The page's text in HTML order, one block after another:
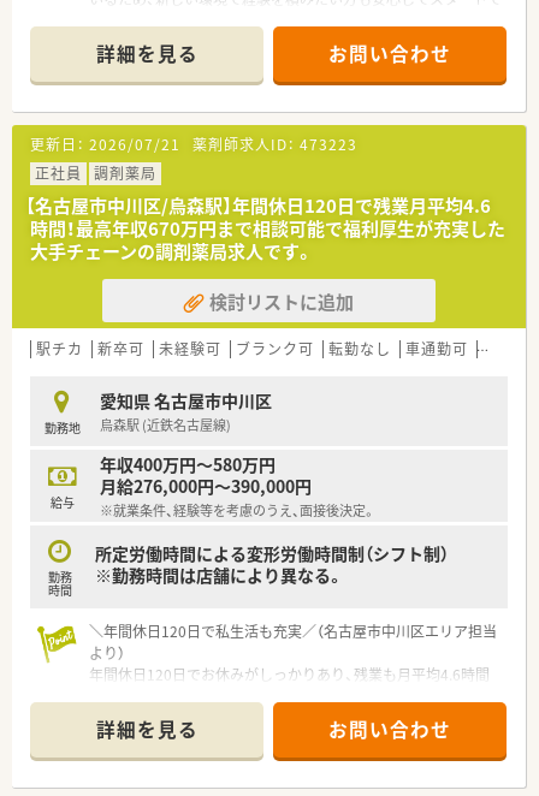
【店舗情報と応需状況について】
■近鉄八田駅から徒歩5分という好立地にあり、毎日の通勤にか
かる負担を大幅に軽減できる職場環境です。
■今後需要が見込まれる在宅業務を中心に行っており、処方箋は
1日平均20～30枚程度応需しています。
■在宅業務を専門とする薬剤師も在籍しているため、専門的な知
識やスキルを間近で学ぶことができる環境です。
【職場環境と雰囲気】
■役職者も流動的に勤務しているため、困ったことがあればすぐ
に相談しやすくコミュニケーションが活発な職場です。
■部署や役職に関係なく仲が良い風土があり、社員同士が交流を
深めるための様々なイベントが定期的に開催されます。
■薬剤師6名と事務員5名が在籍しており、十分な人員体制で協
【こんな方が活躍中】
■自ら手を挙げて新しい仕事にチャレンジする意欲的な若手社
員が、年齢を問わず重要なポジションで活躍しています。
■チーム全体のことを考え、他のスタッフと協力しながら業務を
円滑に進めることができる協調性のある方が活躍中です。
■在宅医療の分野で専門的なスキルを磨き、患者様やご家族のサ
す。
詳細を見る お問い合わせ
更新日： 2026/07/21 薬剤師求人ID： 473223
正社員
調剤薬局
【名古屋市中川区/烏森駅】年間休日120日で残業月平均4.6
時間！最高年収670万円まで相談可能で福利厚生が充実した
大手チェーンの調剤薬局求人です。
検討リストに追加
駅チカ 新卒可 未経験可 ブランク可 転勤なし 車通勤可 教育制
勤務地
愛知県 名古屋市中川区
烏森駅 (近鉄名古屋線)
給与
年収400万円～580万円
月給276,000円～390,000円
※就業条件、経験等を考慮のうえ、面接後決定。
勤務
時間
所定労働時間による変形労働時間制（シフト制）
※勤務時間は店舗により異なる。
＼年間休日120日で私生活も充実／（名古屋市中川区エリア担当
より）
年間休日120日でお休みがしっかりあり、残業も月平均4.6時間
長く働きたい方にぴったりの環境です。
【店舗情報と応需状況について】
■近鉄名古屋線の烏森駅から徒歩5分ほどの場所に位置してお
詳細を見る お問い合わせ